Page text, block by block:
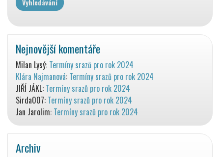
Nejnovější komentáře
Milan Lysý: Termíny srazů pro rok 2024
Klára Najmanová: Termíny srazů pro rok 2024
JIŘÍ JÁKL: Termíny srazů pro rok 2024
Sirda007: Termíny srazů pro rok 2024
Jan Jarolim: Termíny srazů pro rok 2024
Archiv